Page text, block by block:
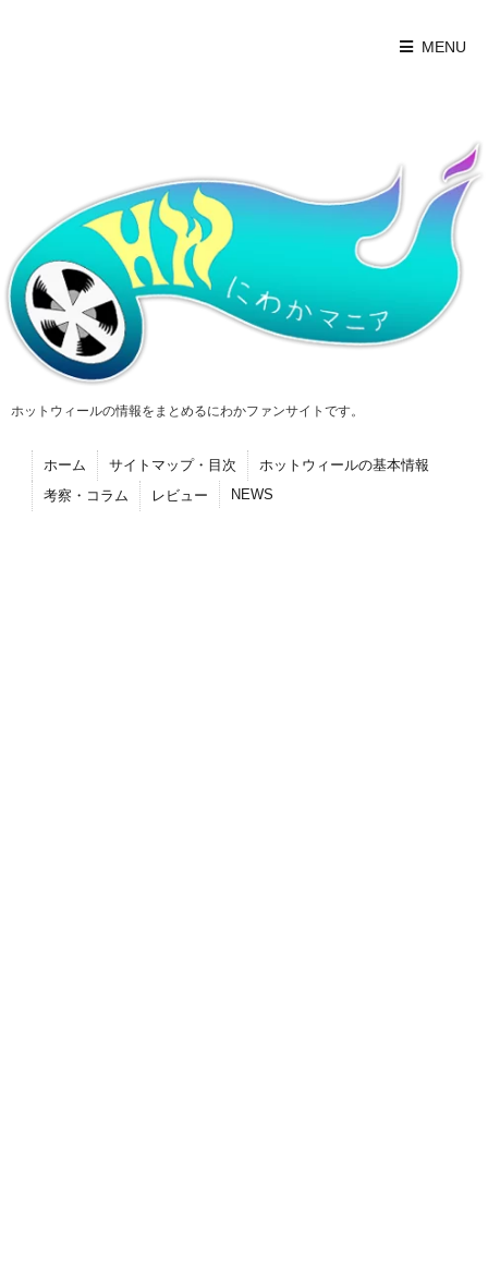
MENU
ホットウィールの情報をまとめるにわかファンサイトです。
ホーム サイトマップ・目次
ホットウィールの基本情報
考察・コラム
レビュー NEWS